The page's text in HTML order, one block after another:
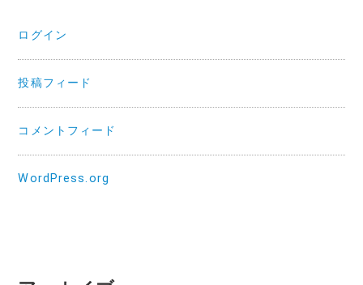
ログイン
投稿フィード
コメントフィード
WordPress.org